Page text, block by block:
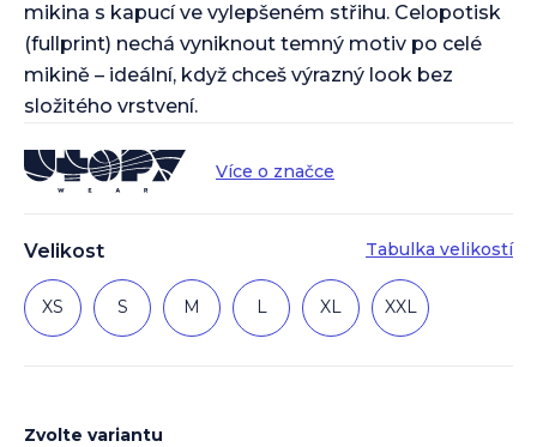
Velikost Tabulka velikostí
XS S M L XL XXL
mikina s kapucí ve vylepšeném střihu. Celopotisk
(fullprint) nechá vyniknout temný motiv po celé
mikině – ideální, když chceš výrazný look bez
složitého vrstvení.
Více o značce
Zvolte variantu